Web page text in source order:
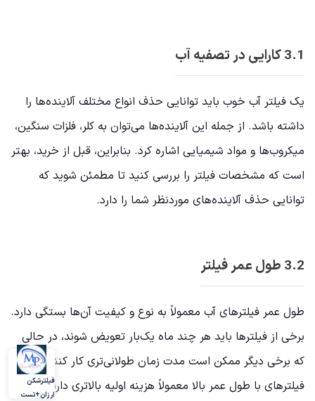
3.1 کارایی در تصفیه آب
یک فیلتر آب خوب باید توانایی حذف انواع مختلف آلاینده‌ها را
داشته باشد. از جمله این آلاینده‌ها می‌توان به کلر، فلزات سنگین،
میکروب‌ها و مواد شیمیایی اشاره کرد. بنابراین، قبل از خرید، بهتر
است که مشخصات فیلتر را بررسی کنید تا مطمئن شوید که
توانایی حذف آلاینده‌های موردنظر شما را دارد.
3.2 طول عمر فیلتر
طول عمر فیلترهای آب معمولاً به نوع و کیفیت آن‌ها بستگی دارد.
برخی از فیلترها باید هر چند ماه یک‌بار تعویض شوند، در حالی
که برخی دیگر ممکن است مدت زمان طولانی‌تری کار کنند.
فیلترهای با طول عمر بالا معمولاً هزینه اولیه بالاتری دارند، اما در
فیلترشکن
ارزان+تست